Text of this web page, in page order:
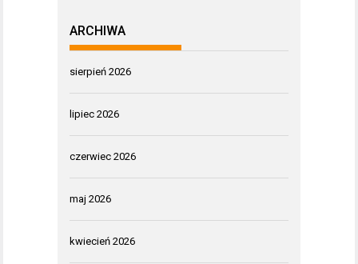
ARCHIWA
sierpień 2026
lipiec 2026
czerwiec 2026
maj 2026
kwiecień 2026